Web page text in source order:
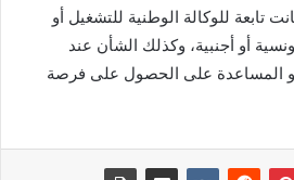
تابعة للوكالة الوطنية للتشغيل أو
أو أجنبية، وكذلك الشأن عند
المساعدة على الحصول على فرصة